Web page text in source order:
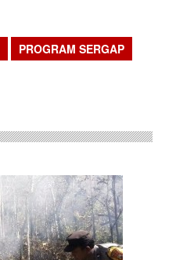
PROGRAM SERGAP